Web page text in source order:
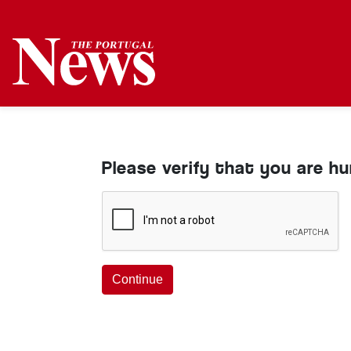
Please verify that you are
Continue